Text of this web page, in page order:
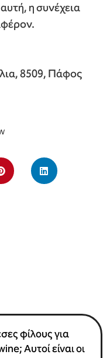
η συνέχεια
8509, Πάφος
φίλους για
Αυτοί είναι οι